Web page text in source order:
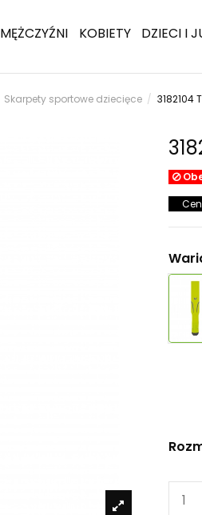
MĘŻCZYŹNI KOBIETY DZIECI I
Skarpety sportowe dziecięce 3182104